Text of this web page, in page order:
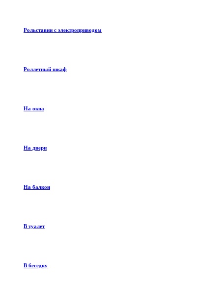
Рольставни с электроприводом
Роллетный шкаф
На окна
На двери
На балкон
В туалет
В беседку